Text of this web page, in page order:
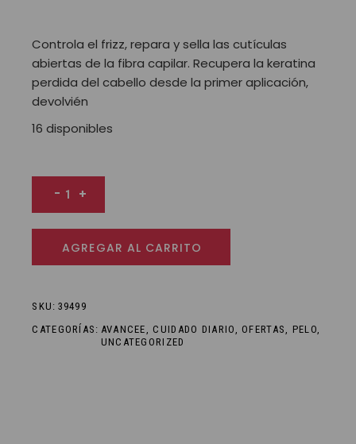
Controla el frizz, repara y sella las cutículas
abiertas de la fibra capilar. Recupera la keratina
perdida del cabello desde la primer aplicación,
devolvién
16 disponibles
Avancee - Spray Capilar Anti Frizz cantidad
- +
AGREGAR AL CARRITO
SKU: 39499
CATEGORÍAS: AVANCEE,CUIDADO DIARIO,OFERTAS, PELO,
UNCATEGORIZED